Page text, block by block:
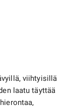
viihtyisillä
laatu täyttää